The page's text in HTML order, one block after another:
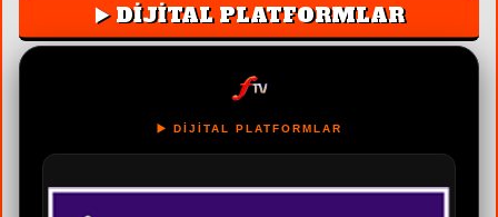
▶️ DİJİTAL PLATFORMLAR
▶️ DİJİTAL PLATFORMLAR